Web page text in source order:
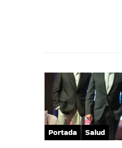
Portada Salud